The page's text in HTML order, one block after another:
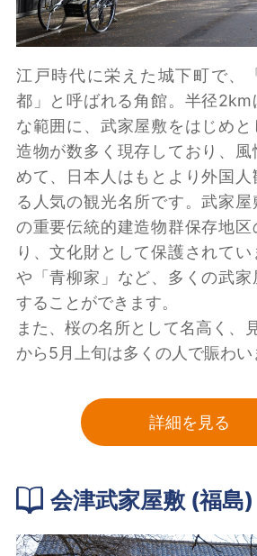
江戸時代に栄えた城下町で、
都」と呼ばれる角館。半径2km
な範囲に、武家屋敷をはじめ
造物が数多く現存しており、
めて、日本人はもとより外国
る人気の観光名所です。武家屋
の重要伝統的建造物群保存地
り、文化財として保護されてい
や「青柳家」など、多くの武
することができます。
また、桜の名所として名高く、
から5月上旬は多くの人で賑わい
詳細を見る
会津武家屋敷 (福島)